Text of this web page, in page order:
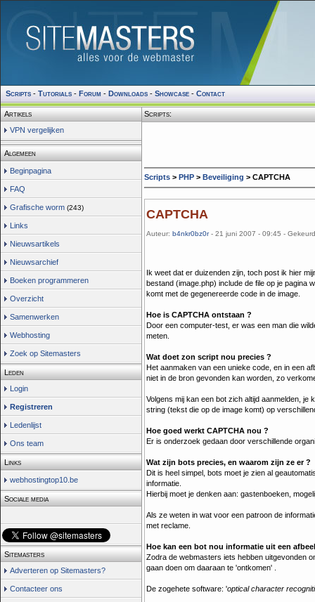
Scripts - Tutorials - Forum - Downloads - Showcase - Contact
Artikels
VPN vergelijken
Algemeen
Beginpagina
FAQ
Grafische worm (243)
Links
Nieuwsartikels
Nieuwsarchief
Boeken programmeren
Overzicht
Samenwerken
Webhosting
Zoek op Sitemasters
Leden
Login
Registreren
Ledenlijst
Ons team
Links
webhostingtop10.be
Sociale media
Sitemasters
Adverteren op Sitemasters?
Contacteer ons
Scripts:
Scripts > PHP > Beveiliging > CAPTCHA
CAPTCHA
Auteur: b4nkr0bz0r- 21 juni 2007 - 09:45 -
Ik weet dat er duizenden zijn, toch post ik hier
bestand (image.php) include de file op je pagina
komt met de gegenereerde code in de image.
Hoe is CAPTCHA ontstaan ?
Door een computer-test, er was een man die
meten.
Wat doet zon script nou precies ?
Het aanmaken van een unieke code, en in een
niet in de bron gevonden kan worden, zo
Volgens mij kan een bot zich altijd aanmelden,
string (tekst die op de image komt) op
Hoe goed werkt CAPTCHA nou ?
Er is onderzoek gedaan door verschillende
Wat zijn bots precies, en waarom zijn ze er ?
Dit is heel simpel, bots moet je zien al
informatie.
Hierbij moet je denken aan: gastenboeken,
Als ze weten in wat voor een patroon de
met reclame.
Hoe kan een bot nou informatie uit een
Zodra de webmasters iets hebben uitgevonden
gaan doen om daaraan te 'ontkomen' .
De zogehete software: 'optical character